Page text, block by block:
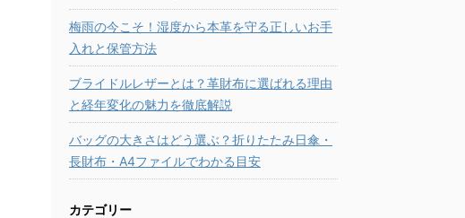
梅雨の今こそ！湿度から本革を守る正しいお手
入れと保管方法
ブライドルレザーとは？革財布に選ばれる理由
と経年変化の魅力を徹底解説
バッグの大きさはどう選ぶ？折りたたみ日傘・
長財布・A4ファイルでわかる目安
カテゴリー